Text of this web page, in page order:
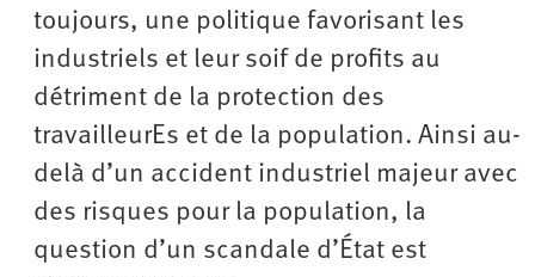
toujours, une politique favorisant les
industriels et leur soif de profits au
détriment de la protection des
travailleurEs et de la population. Ainsi au-
delà d’un accident industriel majeur avec
des risques pour la population, la
question d’un scandale d’État est